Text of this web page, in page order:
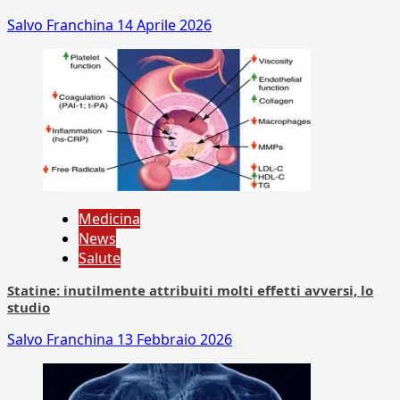
Salvo Franchina 14 Aprile 2026
Medicina
News
Salute
Statine: inutilmente attribuiti molti effetti avversi, lo
studio
Salvo Franchina 13 Febbraio 2026